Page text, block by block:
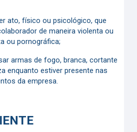
ato, físico ou psicológico, que
de maneira violenta ou
ou pornográfica;
armas de fogo, branca, cortante
enquanto estiver presente nas
da empresa.